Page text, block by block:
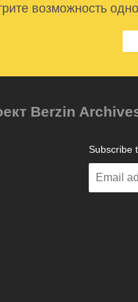
возможность
Berzin
Subscribe
Enter